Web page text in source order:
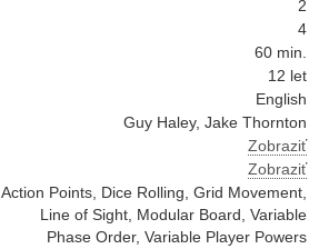
2
4
60 min.
12 let
English
Guy Haley, Jake Thornton
Zobraziť
Zobraziť
Action Points, Dice Rolling, Grid Movement,
Line of Sight, Modular Board, Variable
Phase Order, Variable Player Powers